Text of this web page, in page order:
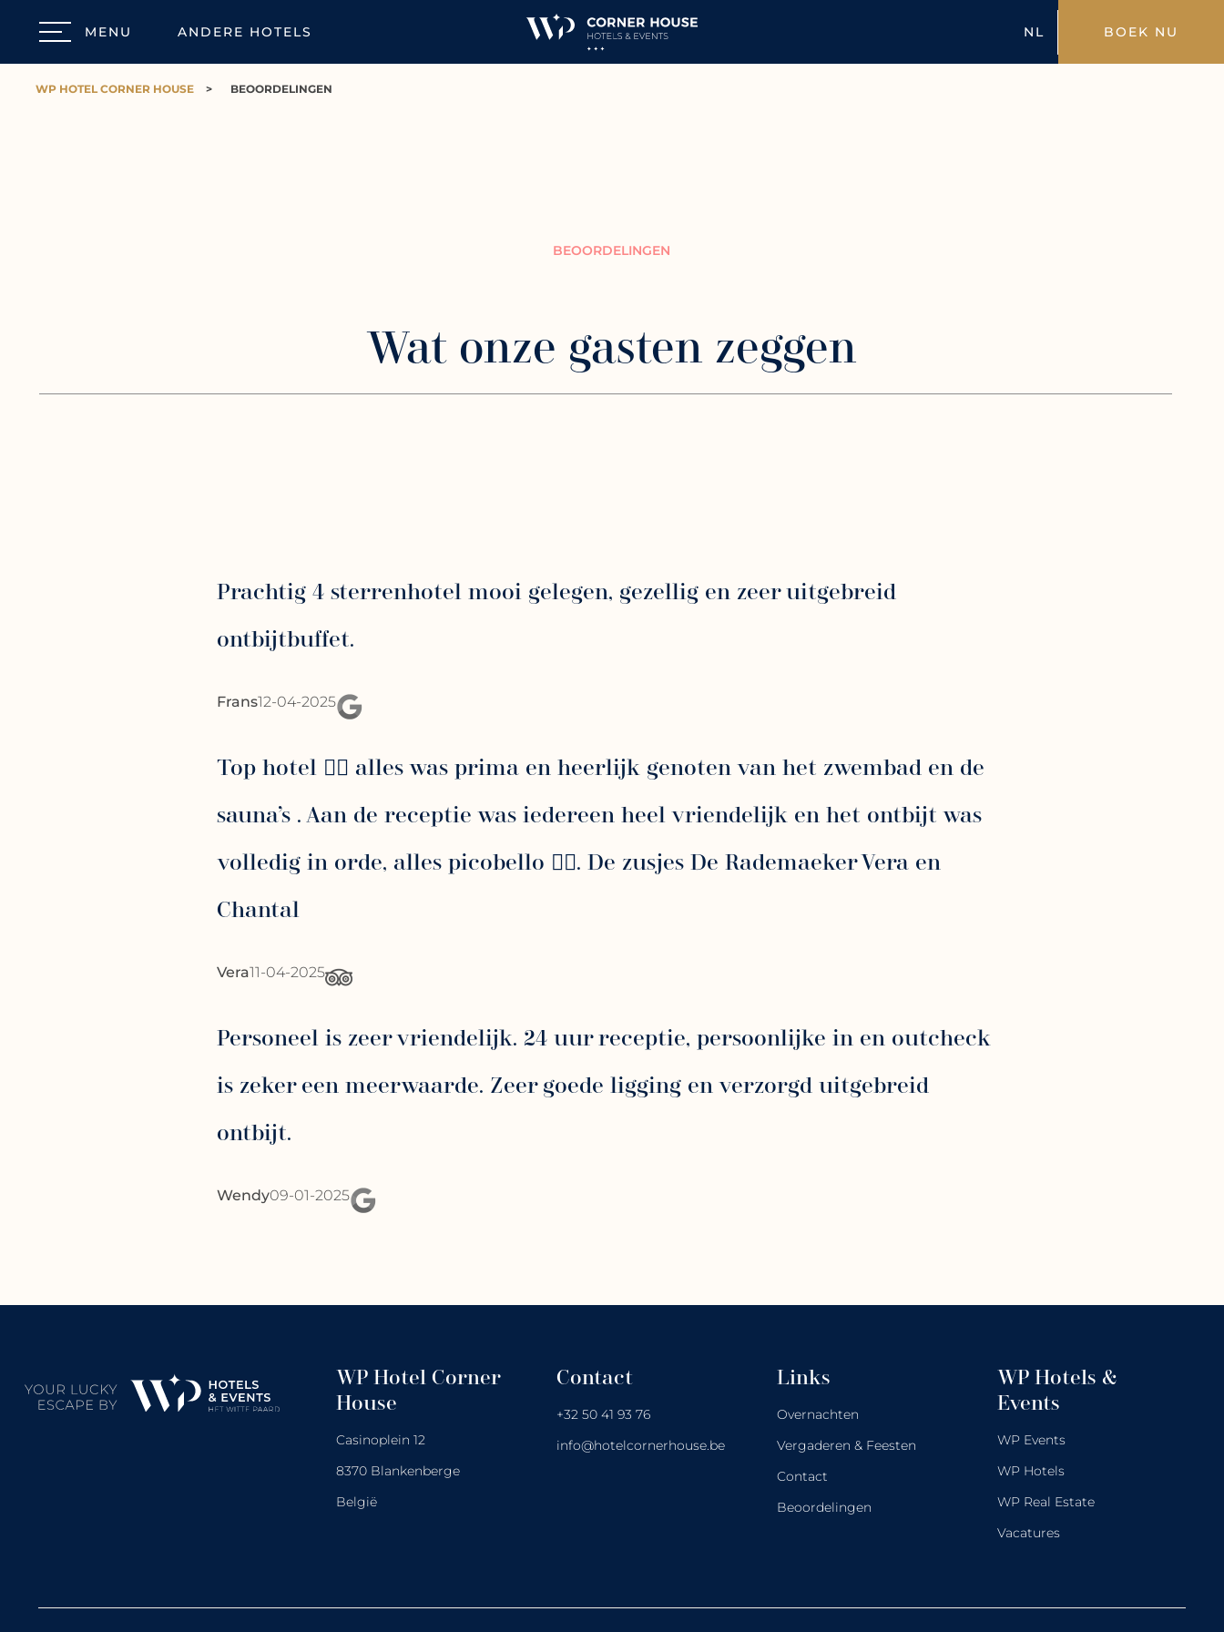
MENU ANDERE HOTELS NL BOEK NU
WP HOTEL CORNER HOUSE > BEOORDELINGEN
BEOORDELINGEN
Wat onze gasten zeggen
Prachtig 4 sterrenhotel mooi gelegen, gezellig en zeer uitgebreid
ontbijtbuffet.
Frans12-04-2025
Top hotel 👍🏻 alles was prima en heerlijk genoten van het zwembad en de
sauna’s . Aan de receptie was iedereen heel vriendelijk en het ontbijt was
volledig in orde, alles picobello 👌🏻. De zusjes De Rademaeker Vera en
Chantal
Vera11-04-2025
Personeel is zeer vriendelijk. 24 uur receptie, persoonlijke in en outcheck
is zeker een meerwaarde. Zeer goede ligging en verzorgd uitgebreid
ontbijt.
Wendy09-01-2025
WP Hotel Corner
House
Casinoplein 12
8370 Blankenberge
België
Contact
+32 50 41 93 76
info@hotelcornerhouse.be
Links
Overnachten
Vergaderen & Feesten
Contact
Beoordelingen
WP Hotels &
Events
WP Events
WP Hotels
WP Real Estate
Vacatures